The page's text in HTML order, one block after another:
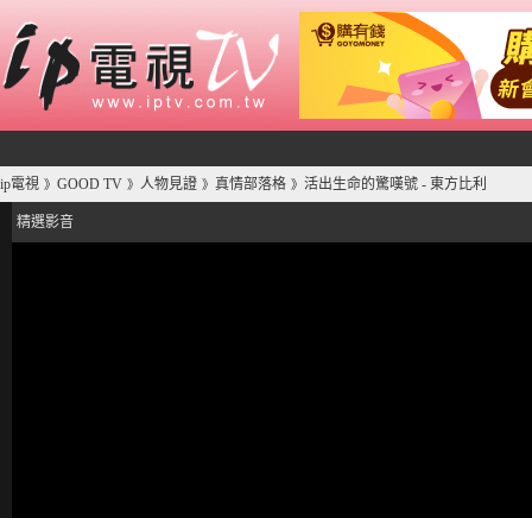
ip電視 》 GOOD TV 》 人物見證 》 真情部落格 》 活出生命的驚嘆號 - 東方比利
精選影音